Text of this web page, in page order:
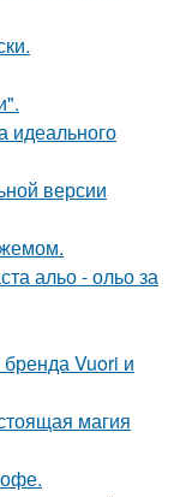
идеального
версии
альо - ольо за
Vuori и
магия